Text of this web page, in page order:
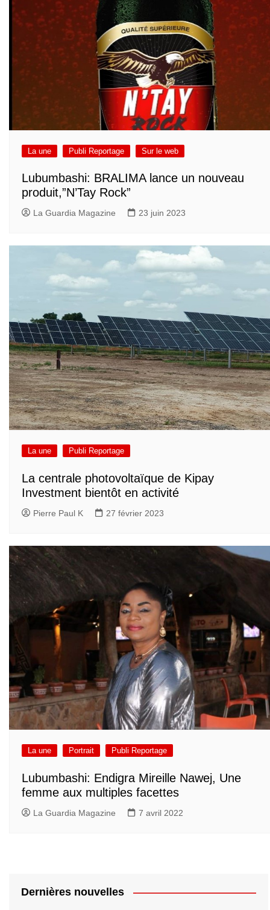
La une Publi Reportage Sur le web
Lubumbashi: BRALIMA lance un nouveau
produit,”N’Tay Rock”
La Guardia Magazine 23 juin 2023
La une Publi Reportage
La centrale photovoltaïque de Kipay
Investment bientôt en activité
Pierre Paul K 27 février 2023
La une Portrait Publi Reportage
Lubumbashi: Endigra Mireille Nawej, Une
femme aux multiples facettes
La Guardia Magazine 7 avril 2022
Dernières nouvelles